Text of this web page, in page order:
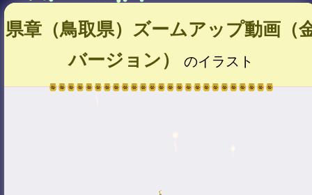
県章（鳥取県）ズームアップ動画（
バージョン）
のイラスト